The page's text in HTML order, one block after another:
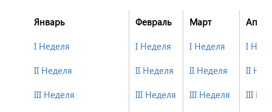
Январь
I Неделя
II Неделя
III Неделя
Февраль
I Неделя
II Неделя
III Неделя
Март
I Неделя
II Неделя
III Неделя
I
II
III